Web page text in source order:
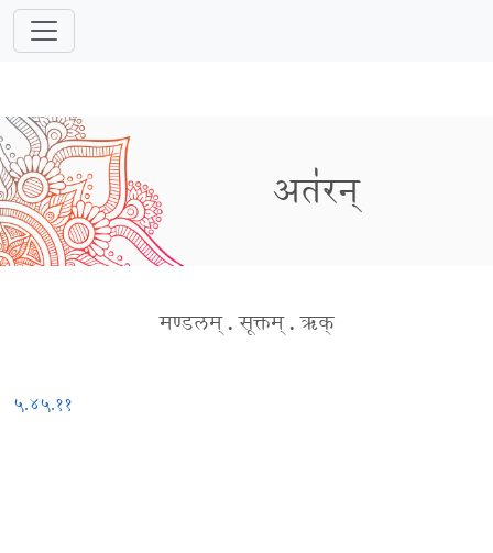
अत॑रन्
मण्डलम् . सूक्तम् . ऋक्
५.४५.११